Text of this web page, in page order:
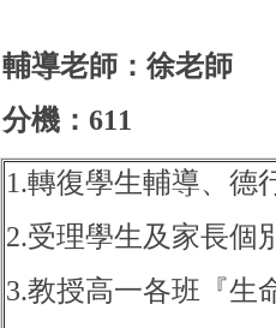
輔導老師：徐老師
分機：611
1.轉復學生輔導、德
2.受理學生及家長個
3.教授高一各班『生